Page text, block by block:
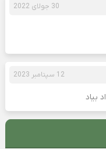
30 جولای 2022
12 سپتامبر 2023